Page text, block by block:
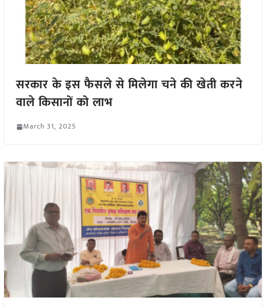
सरकार के इस फैसले से मिलेगा चने की खेती करने
वाले किसानों को लाभ
March 31, 2025